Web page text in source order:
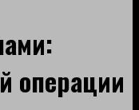
операции